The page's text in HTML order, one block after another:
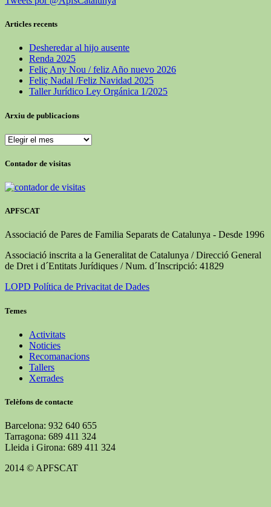
Articles recents
Desheredar al hijo ausente
Renda 2025
Feliç Any Nou / feliz Año nuevo 2026
Feliç Nadal /Feliz Navidad 2025
Taller Jurídico Ley Orgánica 1/2025
Arxiu de publicacions
Arxiu
publicacions
Contador de visitas
APFSCAT
Associació de Pares de Familia Separats de Catalunya - Desde 1996
Associació inscrita a la Generalitat de Catalunya / Direcció General
de Dret i d´Entitats Jurídiques / Num. d´Inscripció: 41829
LOPD Política de Privacitat de Dades
Temes
Activitats
Noticies
Recomanacions
Tallers
Xerrades
Telèfons de contacte
Barcelona: 932 640 655
Tarragona: 689 411 324
Lleida i Girona: 689 411 324
2014 © APFSCAT